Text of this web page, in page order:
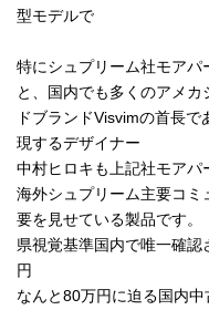
型モデルで
特にシュプリーム社モアパ
と、国内でも多くのアメ
ドブランドVisvimの首長
現するデザイナー
中村ヒロキも上記社モアパ
海外シュプリーム主要コ
要を見せている製品です。
県視覚基準国内で唯一確
円
なんと80万円に迫る国内